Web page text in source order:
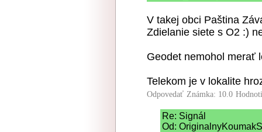
V takej obci Paština
Zdielanie siete s O2 :)
Geodet nemohol merať
Telekom je v lokalite
Odpovedať Známka: 10.0
Re: Signál
Od: